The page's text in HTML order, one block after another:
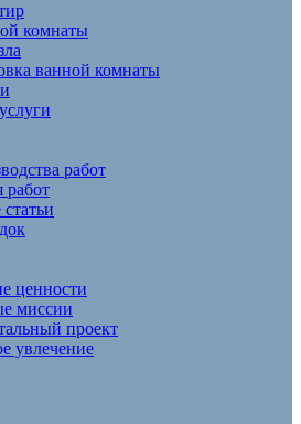
комнаты
ванной комнаты
работ
работ
ценности
миссии
проект
увлечение